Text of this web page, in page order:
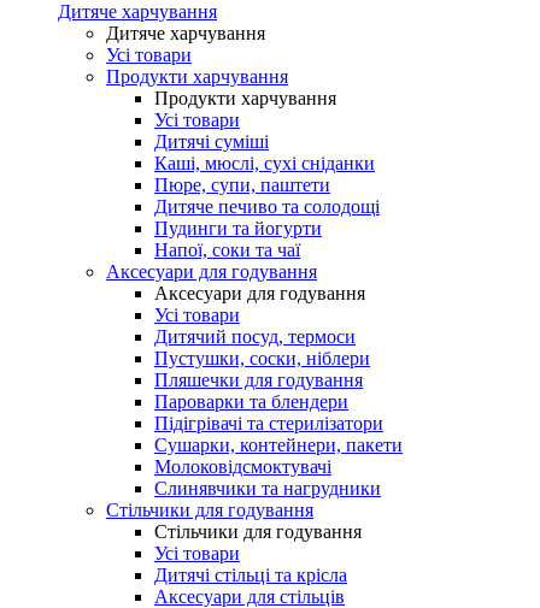
Дитяче харчування
Дитяче харчування
Усі товари
Продукти харчування
Продукти харчування
Усі товари
Дитячі суміші
Каші, мюслі, сухі сніданки
Пюре, супи, паштети
Дитяче печиво та солодощі
Пудинги та йогурти
Напої, соки та чаї
Аксесуари для годування
Аксесуари для годування
Усі товари
Дитячий посуд, термоси
Пустушки, соски, ніблери
Пляшечки для годування
Пароварки та блендери
Підігрівачі та стерилізатори
Сушарки, контейнери, пакети
Молоковідсмоктувачі
Слинявчики та нагрудники
Стільчики для годування
Стільчики для годування
Усі товари
Дитячі стільці та крісла
Аксесуари для стільців